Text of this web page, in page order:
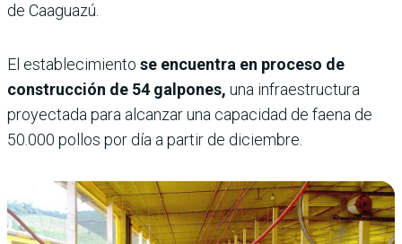
de Caaguazú.
El establecimiento se encuentra en proceso de
construcción de 54 galpones, una infraestructura
proyectada para alcanzar una capacidad de faena de
50.000 pollos por día a partir de diciembre.